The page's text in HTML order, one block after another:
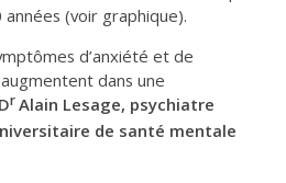
(voir graphique).
d’anxiété et de
dans une
DrAlain Lesage, psychiatre
de santé mentale